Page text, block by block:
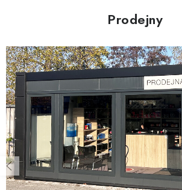
v
k
y
v
ý
p
i
s
u
v
á
n
í
Prodejny